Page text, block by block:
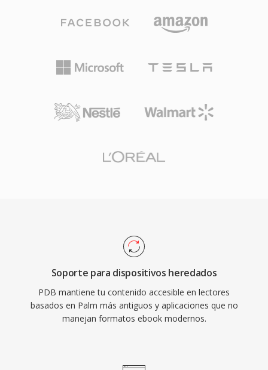
Soporte para dispositivos heredados
PDB mantiene tu contenido accesible en lectores
basados en Palm más antiguos y aplicaciones que no
manejan formatos ebook modernos.